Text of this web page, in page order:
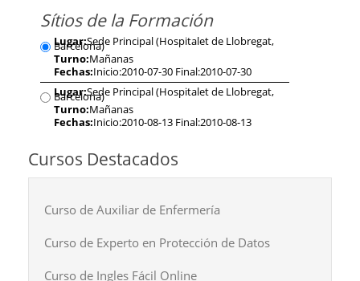
Sítios de la Formación
Lugar:Sede Principal (Hospitalet de Llobregat,
Barcelona)
Turno:Mañanas
Fechas:Inicio:2010-07-30 Final:2010-07-30
Lugar:Sede Principal (Hospitalet de Llobregat,
Barcelona)
Turno:Mañanas
Fechas:Inicio:2010-08-13 Final:2010-08-13
Cursos Destacados
Curso de Auxiliar de Enfermería
Curso de Experto en Protección de Datos
Curso de Ingles Fácil Online